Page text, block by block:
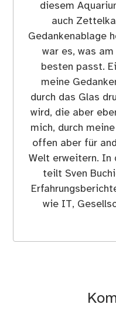
diesem
auch
Gedankenablage
war es, was
besten passt.
meine
durch das Glas
wird, die aber
mich, durch
offen aber für
Welt erweitern. In
teilt Sven
wie IT,